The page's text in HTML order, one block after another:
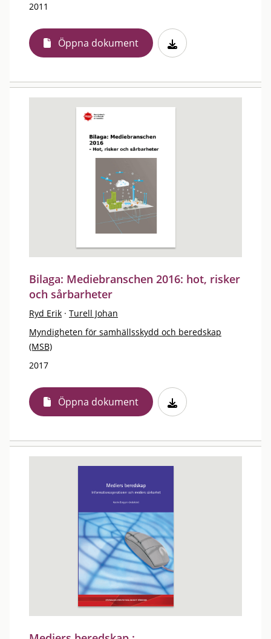
2011
Öppna dokument
Bilaga: Mediebranschen 2016: hot, risker
och sårbarheter
Ryd Erik · Turell Johan
Myndigheten för samhällsskydd och beredskap
(MSB)
2017
Öppna dokument